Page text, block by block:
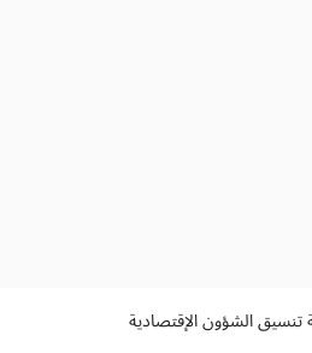
تنسيق الشؤون الإقتصادية